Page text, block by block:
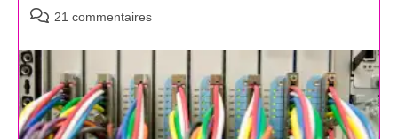
Commentaires
la
publication :
21 commentaires